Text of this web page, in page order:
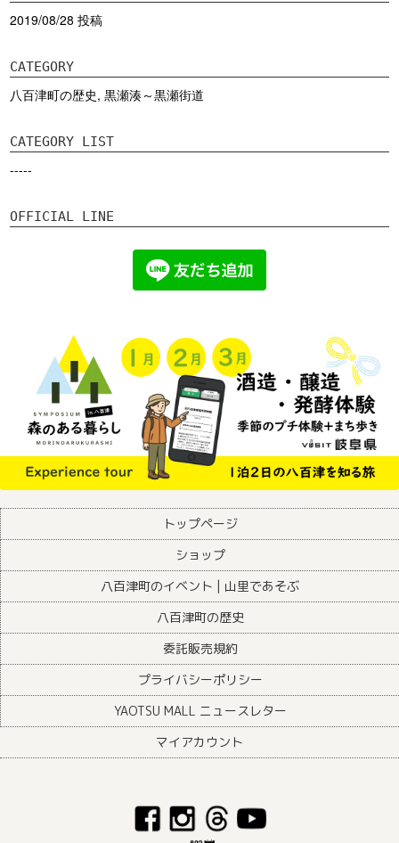
2019/08/28 投稿
CATEGORY
八百津町の歴史,黒瀬湊～黒瀬街道
CATEGORY LIST
-----
OFFICIAL LINE
トップページ
ショップ
八百津町のイベント | 山里であそぶ
八百津町の歴史
委託販売規約
プライバシーポリシー
YAOTSU MALL ニュースレター
マイアカウント